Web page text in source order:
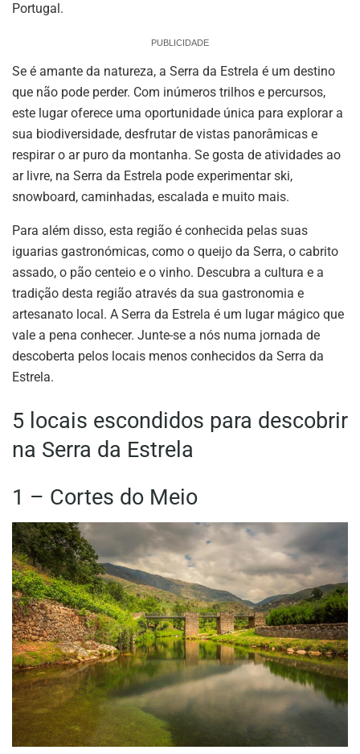
Portugal.
PUBLICIDADE
Se é amante da natureza, a Serra da Estrela é um destino
que não pode perder. Com inúmeros trilhos e percursos,
este lugar oferece uma oportunidade única para explorar a
sua biodiversidade, desfrutar de vistas panorâmicas e
respirar o ar puro da montanha. Se gosta de atividades ao
ar livre, na Serra da Estrela pode experimentar ski,
snowboard, caminhadas, escalada e muito mais.
Para além disso, esta região é conhecida pelas suas
iguarias gastronómicas, como o queijo da Serra, o cabrito
assado, o pão centeio e o vinho. Descubra a cultura e a
tradição desta região através da sua gastronomia e
artesanato local. A Serra da Estrela é um lugar mágico que
vale a pena conhecer. Junte-se a nós numa jornada de
descoberta pelos locais menos conhecidos da Serra da
Estrela.
5 locais escondidos para descobrir
na Serra da Estrela
1 – Cortes do Meio